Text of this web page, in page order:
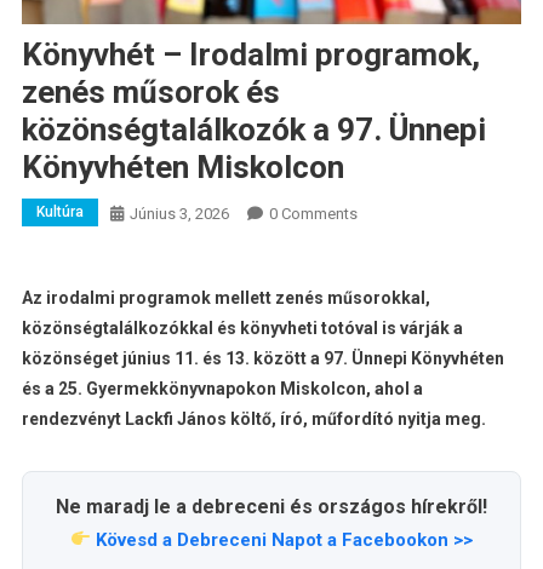
Könyvhét – Irodalmi programok,
zenés műsorok és
közönségtalálkozók a 97. Ünnepi
Könyvhéten Miskolcon
Kultúra Június 3, 2026 0 Comments
Az irodalmi programok mellett zenés műsorokkal,
közönségtalálkozókkal és könyvheti totóval is várják a
közönséget június 11. és 13. között a 97. Ünnepi Könyvhéten
és a 25. Gyermekkönyvnapokon Miskolcon, ahol a
rendezvényt Lackfi János költő, író, műfordító nyitja meg.
Ne maradj le a debreceni és országos hírekről!
Kövesd a Debreceni Napot a Facebookon >>